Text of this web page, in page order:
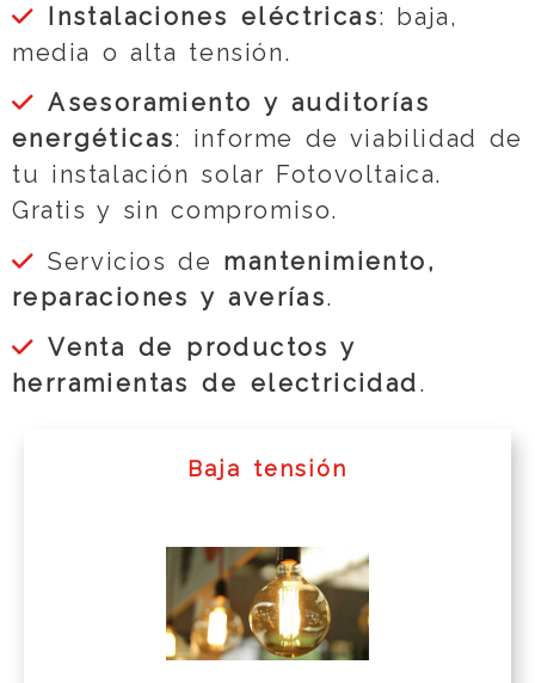
Instalaciones eléctricas: baja,
media o alta tensión.
Asesoramiento y auditorías
energéticas: informe de viabilidad de
tu instalación solar Fotovoltaica.
Gratis y sin compromiso.
Servicios de mantenimiento,
reparaciones y averías.
Venta de productos y
herramientas de electricidad.
Baja tensión